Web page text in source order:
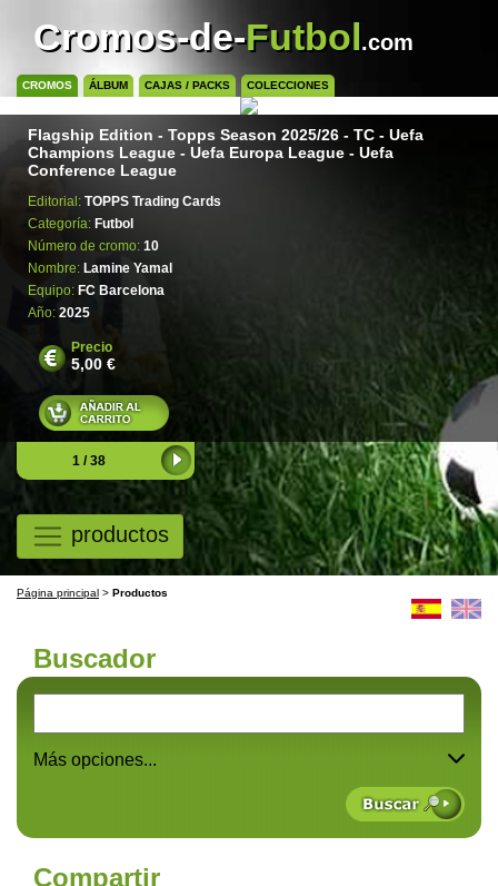
Cromos-de-Futbol.com
CROMOS ÁLBUM CAJAS / PACKS COLECCIONES
Flagship Edition - Topps Season 2025/26 - TC - Uefa
Champions League - Uefa Europa League - Uefa
Conference League
Editorial: TOPPS Trading Cards
Categoría: Futbol
Número de cromo: 10
Nombre: Lamine Yamal
Equipo: FC Barcelona
Año: 2025
Precio
5,00 €
1 / 38
productos
Página principal > Productos
Buscador
Más opciones...
Compartir